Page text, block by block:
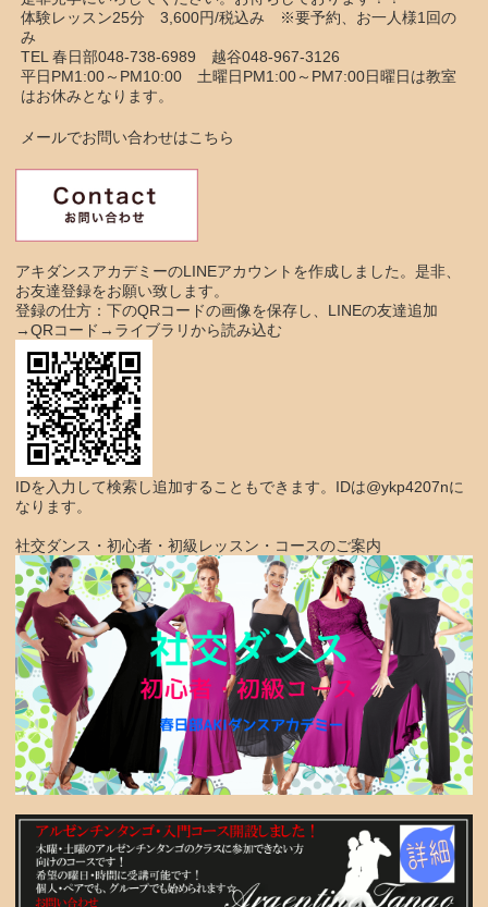
体験レッスン25分 3,600円/税込み ※要予約、お一人様1回の
み
TEL 春日部048-738-6989 越谷048-967-3126
平日PM1:00～PM10:00 土曜日PM1:00～PM7:00日曜日は教室
はお休みとなります。
メールでお問い合わせはこちら
アキダンスアカデミーのLINEアカウントを作成しました。是非、
お友達登録をお願い致します。
登録の仕方：下のQRコードの画像を保存し、LINEの友達追加
→QRコード→ライブラリから読み込む
IDを入力して検索し追加することもできます。IDは@ykp4207nに
なります。
社交ダンス・初心者・初級レッスン・コースのご案内